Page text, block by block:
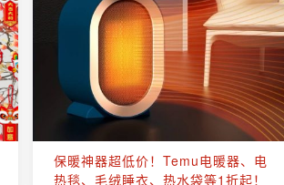
保暖神器超低价！Temu电暖器、电
热毯、毛绒睡衣、热水袋等1折起！